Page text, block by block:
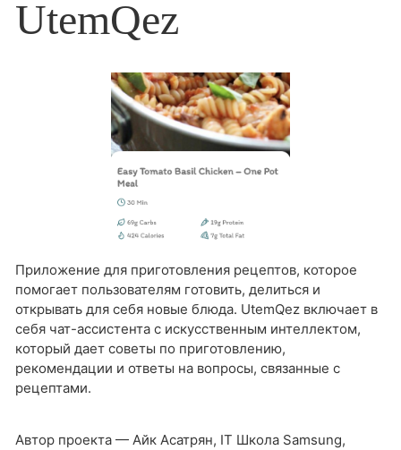
UtemQez
Приложение для приготовления рецептов, которое
помогает пользователям готовить, делиться и
открывать для себя новые блюда. UtemQez включает в
себя чат-ассистента с искусственным интеллектом,
который дает советы по приготовлению,
рекомендации и ответы на вопросы, связанные с
рецептами.
Автор проекта — Айк Асатрян, IT Школа Samsung,